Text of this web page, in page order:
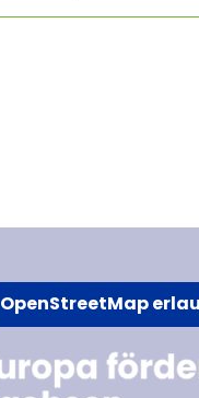
OpenStreetMap